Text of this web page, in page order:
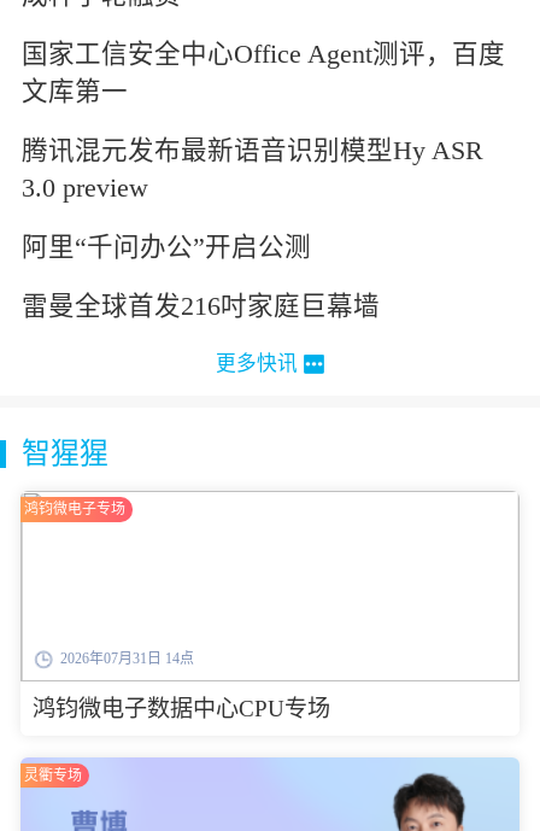
国家工信安全中心Office Agent测评，百度
文库第一
腾讯混元发布最新语音识别模型Hy ASR
3.0 preview
阿里“千问办公”开启公测
雷曼全球首发216吋家庭巨幕墙
更多快讯
智猩猩
鸿钧微电子专场
2026年07月31日 14点
鸿钧微电子数据中心CPU专场
灵衢专场